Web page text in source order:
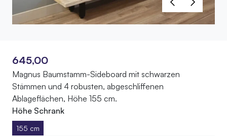
645,00
Magnus Baumstamm-Sideboard mit schwarzen
Stämmen und 4 robusten, abgeschliffenen
Ablageflächen, Höhe 155 cm.
Höhe Schrank
155 cm